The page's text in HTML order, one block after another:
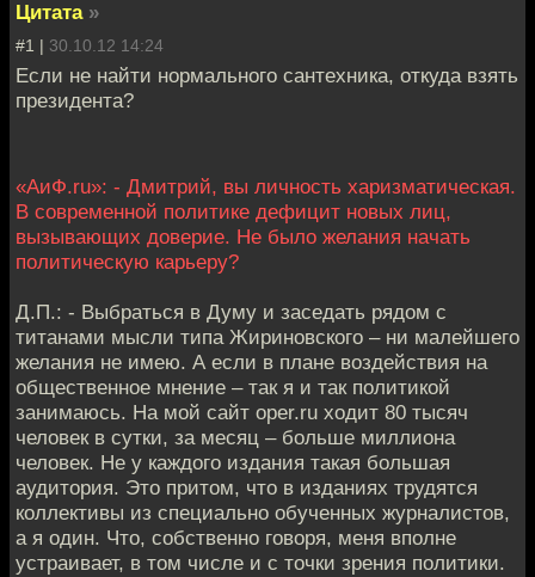
Цитата »
#1 | 30.10.12 14:24
Если не найти нормального сантехника, откуда взять
президента?
«АиФ.ru»: - Дмитрий, вы личность харизматическая.
В современной политике дефицит новых лиц,
вызывающих доверие. Не было желания начать
политическую карьеру?
Д.П.: - Выбраться в Думу и заседать рядом с
титанами мысли типа Жириновского – ни малейшего
желания не имею. А если в плане воздействия на
общественное мнение – так я и так политикой
занимаюсь. На мой сайт oper.ru ходит 80 тысяч
человек в сутки, за месяц – больше миллиона
человек. Не у каждого издания такая большая
аудитория. Это притом, что в изданиях трудятся
коллективы из специально обученных журналистов,
а я один. Что, собственно говоря, меня вполне
устраивает, в том числе и с точки зрения политики.